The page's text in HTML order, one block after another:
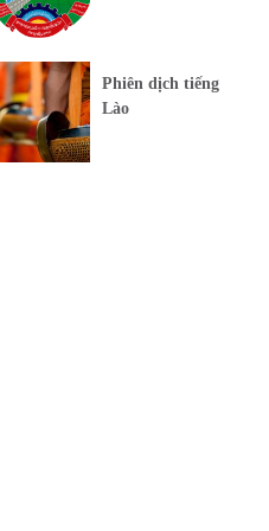
Phiên dịch tiếng
Lào